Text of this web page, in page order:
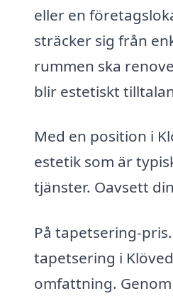
eller en
sträcker sig från
rummen ska
blir estetiskt
Med en position i
estetik som är
tjänster. Oavsett
På tapetsering-
tapetsering i
omfattning.